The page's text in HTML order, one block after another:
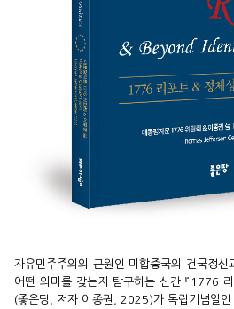
자유민주주의의 근원인 미합중국의 건국정신
어떤 의미를 갖는지 탐구하는 신간 『1776
(좋은땅, 저자 이종권, 2025)가 독립기념일인